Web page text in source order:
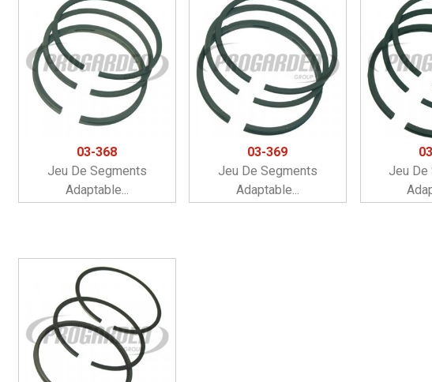
03-368
Jeu De Segments
Adaptable...
03-369
Jeu De Segments
Adaptable...
Jeu De